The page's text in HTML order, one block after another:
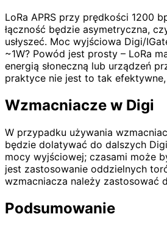
LoRa APRS przy prędkości 1200
łączność będzie asymetryczna,
usłyszeć. Moc wyjściowa Digi/
~1W? Powód jest prosty – LoRa
energią słoneczną lub urządzeń
praktyce nie jest to tak
Wzmacniacze w Digi
W przypadku używania
będzie dolatywać do dalszych
mocy wyjściowej; czasami może
jest zastosowanie oddzielnych
wzmacniacza należy zastosować
Podsumowanie